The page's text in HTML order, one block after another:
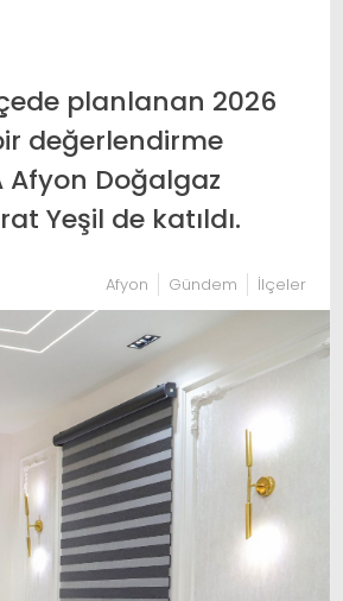
planlanan 2026
değerlendirme
Afyon Doğalgaz
Yeşil de katıldı.
Afyon Gündem İlçeler